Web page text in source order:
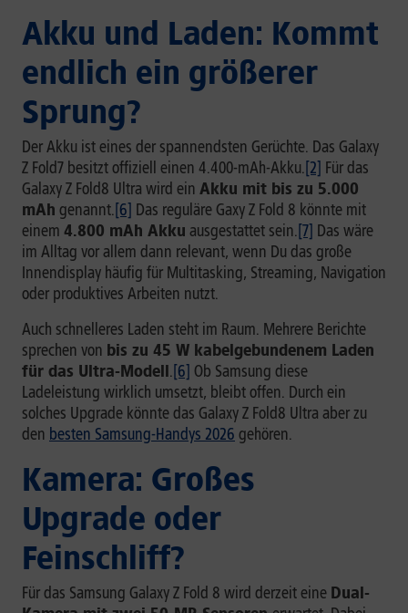
Akku und Laden: Kommt
endlich ein größerer
Sprung?
Der Akku ist eines der spannendsten Gerüchte. Das Galaxy
Z Fold7 besitzt offiziell einen 4.400-mAh-Akku.[2] Für das
Galaxy Z Fold8 Ultra wird ein Akku mit bis zu 5.000
mAh genannt.[6] Das reguläre Gaxy Z Fold 8 könnte mit
einem 4.800 mAh Akku ausgestattet sein.[7] Das wäre
im Alltag vor allem dann relevant, wenn Du das große
Innendisplay häufig für Multitasking, Streaming, Navigation
oder produktives Arbeiten nutzt.
Auch schnelleres Laden steht im Raum. Mehrere Berichte
sprechen von bis zu 45 W kabelgebundenem Laden
für das Ultra-Modell.[6] Ob Samsung diese
Ladeleistung wirklich umsetzt, bleibt offen. Durch ein
solches Upgrade könnte das Galaxy Z Fold8 Ultra aber zu
den besten Samsung-Handys 2026 gehören.
Kamera: Großes
Upgrade oder
Feinschliff?
Für das Samsung Galaxy Z Fold 8 wird derzeit eine Dual-